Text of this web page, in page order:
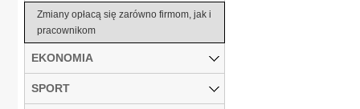
Zmiany opłacą się zarówno firmom, jak i
pracownikom
EKONOMIA
SPORT